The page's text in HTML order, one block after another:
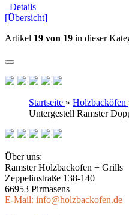
Details
[Übersicht]
Artikel 19 von 19 in dieser
Startseite » Holzbacköfen
Untergestell Ramster
Über uns:
Ramster Holzbackofen + Grills
Zeppelinstraße 138-140
66953 Pirmasens
E-Mail: info@holzbackofen.de